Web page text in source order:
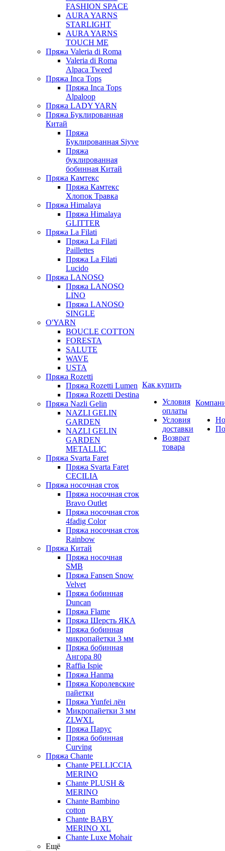
FASHION SPACE
AURA YARNS
STARLIGHT
AURA YARNS
TOUCH ME
Пряжа Valeria di Roma
Valeria di Roma
Alpaca Tweed
Пряжа Inca Tops
Пряжа Inca Tops
Alpaloop
Пряжа LADY YARN
Пряжа Буклированная
Китай
Пряжа
Буклированная Siyve
Пряжа
буклированная
бобинная Китай
Пряжа Камтекс
Пряжа Камтекс
Хлопок Травка
Пряжа Himalaya
Пряжа Himalaya
GLITTER
Пряжа La Filati
Пряжа La Filati
Paillettes
Пряжа La Filati
Lucido
Пряжа LANOSO
Пряжа LANOSO
LINO
Пряжа LANOSO
SINGLE
O'YARN
BOUCLE COTTON
FORESTA
SALUTE
WAVE
USTA
Пряжа Rozetti
Пряжа Rozetti Lumen
Пряжа Rozetti Destina
Пряжа Nazli Gelin
NAZLI GELIN
GARDEN
NAZLI GELIN
GARDEN
METALLIC
Пряжа Svarta Faret
Пряжа Svarta Faret
CECILIA
Пряжа носочная сток
Пряжа носочная сток
Bravo Outlet
Пряжа носочная сток
4fadig Color
Пряжа носочная сток
Rainbow
Пряжа Китай
Пряжа носочная
SMB
Пряжа Fansen Snow
Velvet
Пряжа бобинная
Duncan
Пряжа Flame
Пряжа Шерсть ЯКА
Пряжа бобинная
микропайетки 3 мм
Пряжа бобинная
Ангора 80
Raffia Ispie
Пряжа Hanma
Пряжа Королевские
пайетки
Пряжа Yunfei лён
Микропайетки 3 мм
ZLWXL
Пряжа Парус
Пряжа бобинная
Curving
Пряжа Chante
Chante PELLICCIA
MERINO
Chante PLUSH &
MERINO
Chante Bambino
cotton
Chante BABY
MERINO XL
Chante Luxe Mohair
Ещё
Как купить
Условия
оплаты
Условия
доставки
Возврат
товара